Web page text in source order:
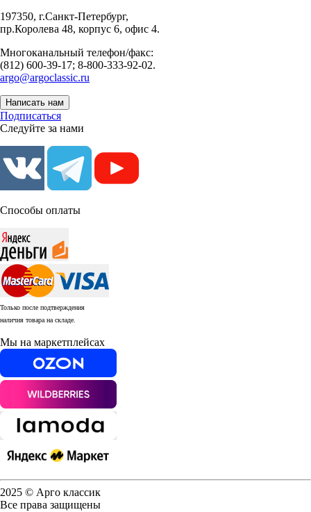
197350, г.Санкт-Петербург,
пр.Королева 48, корпус 6, офис 4.
Многоканальный телефон/факс:
(812) 600-39-17; 8-800-333-92-02.
argo@argoclassic.ru
Написать нам
Подписаться
Следуйте за нами
Способы оплаты
Только после подтверждения
наличия товара на складе.
Мы на маркетплейсах
2025 © Арго классик
Все права защищены